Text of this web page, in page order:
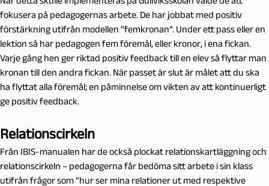
fokusera på pedagogernas arbete. De har jobbat med positiv
förstärkning utifrån modellen ”femkronan”. Under ett pass eller en
lektion så har pedagogen fem föremål, eller kronor, i ena fickan.
Varje gång hen ger riktad positiv feedback till en elev så flyttar man
kronan till den andra fickan. När passet är slut är målet att du ska
ha flyttat alla föremål; en påminnelse om vikten av att kontinuerligt
ge positiv feedback.
Relationscirkeln
Från IBIS-manualen har de också plockat relationskartläggning och
relationscirkeln – pedagogerna får bedöma sitt arbete i sin klass
utifrån frågor som ”hur ser mina relationer ut med respektive